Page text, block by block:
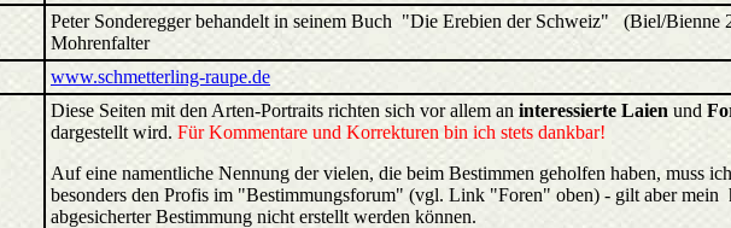
Peter Sonderegger behandelt in seinem Buch "Die Erebien der Schweiz" (Biel/Bienne
Mohrenfalter
www.schmetterling-raupe.de
Diese Seiten mit den Arten-Portraits richten sich vor allem an interessierte Laien und
dargestellt wird. Für Kommentare und Korrekturen bin ich stets dankbar!
Auf eine namentliche Nennung der vielen, die beim Bestimmen geholfen haben, muss
besonders den Profis im "Bestimmungsforum" (vgl. Link "Foren" oben) - gilt aber mein
abgesicherter Bestimmung nicht erstellt werden können.